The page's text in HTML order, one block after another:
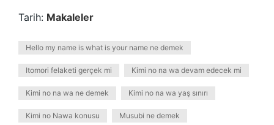
Tarih: Makaleler
Hello my name is what is your name ne demek
Itomori felaketi gerçek mi Kimi no na wa devam edecek mi
Kimi no na wa ne demek Kimi no na wa yaş sınırı
Kimi no Nawa konusu Musubi ne demek